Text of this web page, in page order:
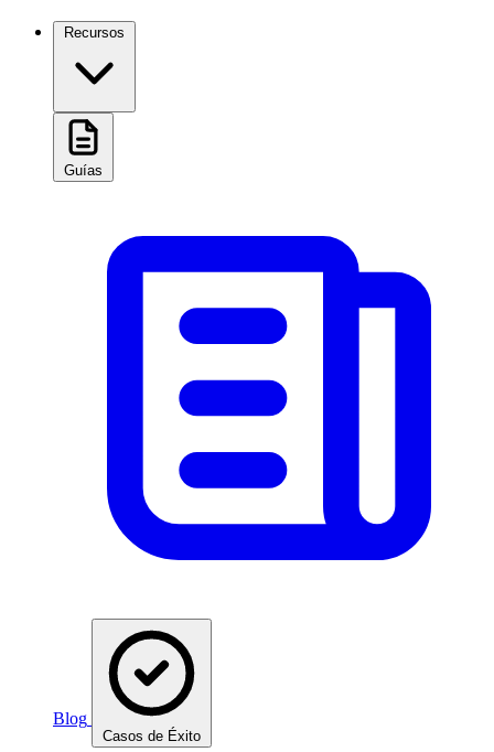
Recursos
Guías
Blog
Casos de Éxito